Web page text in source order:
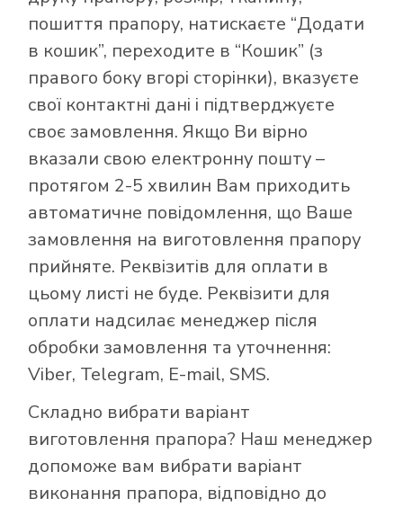
пошиття прапору, натискаєте “Додати
в кошик”, переходите в “Кошик” (з
правого боку вгорі сторінки), вказуєте
свої контактні дані і підтверджуєте
своє замовлення. Якщо Ви вірно
вказали свою електронну пошту –
протягом 2-5 хвилин Вам приходить
автоматичне повідомлення, що Ваше
замовлення на виготовлення прапору
прийняте. Реквізитів для оплати в
цьому листі не буде. Реквізити для
оплати надсилає менеджер після
обробки замовлення та уточнення:
Viber, Telegram, E-mail, SMS.
Складно вибрати варіант
виготовлення прапора? Наш менеджер
допоможе вам вибрати варіант
виконання прапора, відповідно до